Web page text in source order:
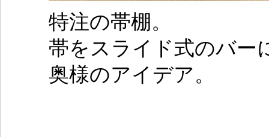
特注の帯棚。
帯をスライド式のバー
奥様のアイデア。